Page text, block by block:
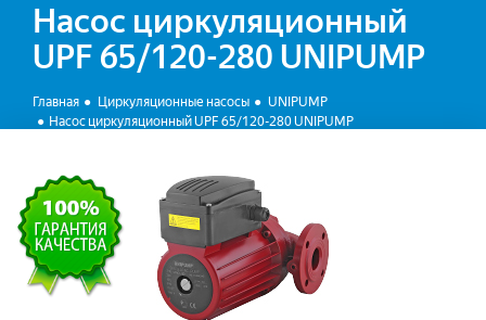
Насос циркуляционный
UPF 65/120-280 UNIPUMP
Главная Циркуляционные насосы
UNIPUMP
Насос циркуляционный UPF 65/120-280 UNIPUMP